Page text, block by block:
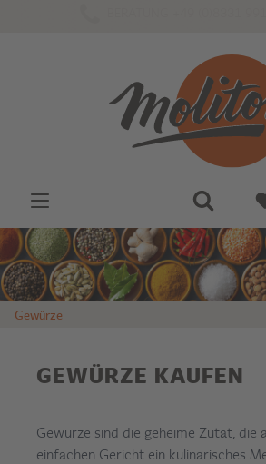
Gewürze
GEWÜRZE KAUFEN
Gewürze sind die geheime Zutat, die
einfachen Gericht ein kulinarisches